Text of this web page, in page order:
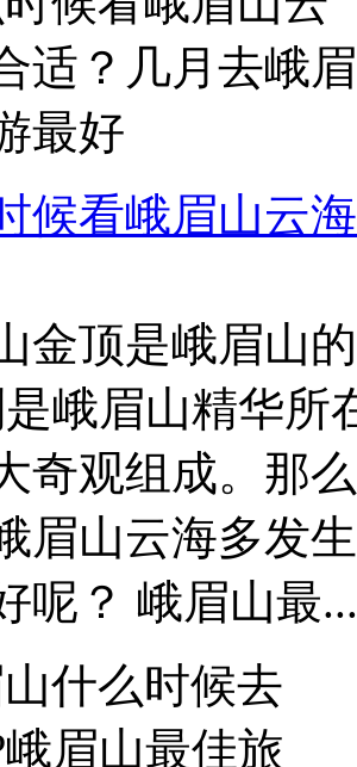
候看峨眉山云
金顶是峨眉山
峨眉山精华所
奇观组成。那
眉山云海多发
呢？ 峨眉山最...